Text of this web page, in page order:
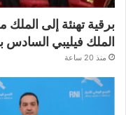
برقية تهنئة إلى
الملك فيليبي السادس
منذ 20 ساعة